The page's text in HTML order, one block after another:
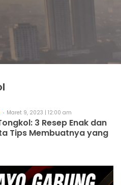
Maret 9, 2023 | 12:00 am
3 Resep Enak dan
Tips Membuatnya yang